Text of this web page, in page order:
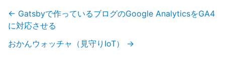
← Gatsbyで作っているブログのGoogle AnalyticsをGA4
に対応させる
おかんウォッチャ（見守りIoT）
→